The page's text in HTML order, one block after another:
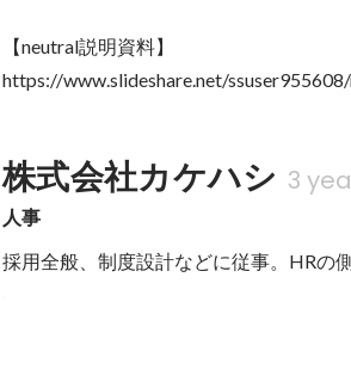
【neutral説明資料】
https://www.slideshare.net/
株式会社カケハシ 3
人事
採用全般、制度設計などに従事。HRの